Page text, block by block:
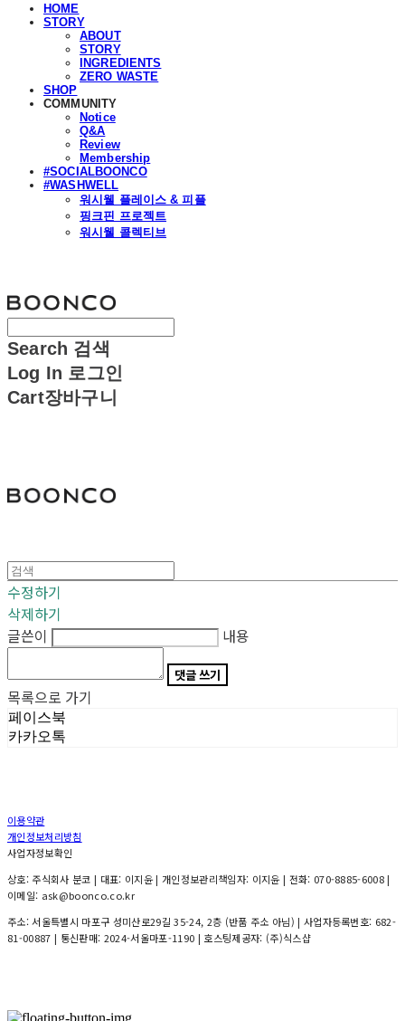
HOME
STORY
ABOUT
STORY
INGREDIENTS
ZERO WASTE
SHOP
COMMUNITY
Notice
Q&A
Review
Membership
#SOCIALBOONCO
#WASHWELL
워시웰 플레이스 & 피플
핑크핀 프로젝트
워시웰 콜렉티브
Search 검색
Log In 로그인
Cart장바구니
수정하기
삭제하기
글쓴이
내용
댓글 쓰기
목록으로 가기
페이스북
카카오톡
이용약관
개인정보처리방침
사업자정보확인
상호: 주식회사 분코 | 대표: 이지윤 | 개인정보관리책임자: 이지윤 | 전화: 070-8885-6008 |
이메일: ask@boonco.co.kr
주소: 서울특별시 마포구 성미산로29길 35-24, 2층 (반품 주소 아님) | 사업자등록번호: 682-
81-00887 | 통신판매: 2024-서울마포-1190 | 호스팅제공자: (주)식스샵